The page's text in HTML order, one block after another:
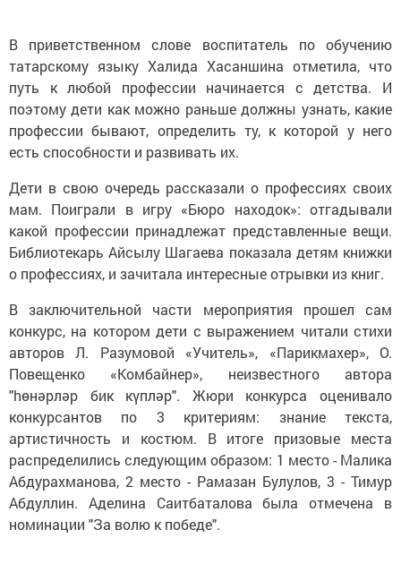
В приветственном слове воспитатель по обучению
татарскому языку Халида Хасаншина отметила, что
путь к любой профессии начинается с детства. И
поэтому дети как можно раньше должны узнать, какие
профессии бывают, определить ту, к которой у него
есть способности и развивать их.
Дети в свою очередь рассказали о профессиях своих
мам. Поиграли в игру «Бюро находок»: отгадывали
какой профессии принадлежат представленные вещи.
Библиотекарь Айсылу Шагаева показала детям книжки
о профессиях, и зачитала интересные отрывки из книг.
В заключительной части мероприятия прошел сам
конкурс, на котором дети с выражением читали стихи
авторов Л. Разумовой «Учитель», «Парикмахер», О.
Повещенко «Комбайнер», неизвестного автора
"hөнәрләр бик күпләр". Жюри конкурса оценивало
конкурсантов по 3 критериям: знание текста,
артистичность и костюм. В итоге призовые места
распределились следующим образом: 1 место - Малика
Абдурахманова, 2 место - Рамазан Булулов, 3 - Тимур
Абдуллин. Аделина Саитбаталова была отмечена в
номинации "За волю к победе".